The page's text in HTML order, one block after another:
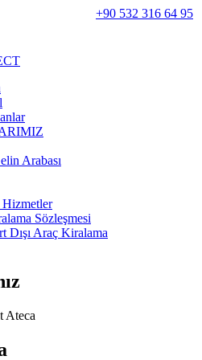
+90 532 316 64 95
Arabası
Sözleşmesi
Dışı Araç Kiralama
Ateca